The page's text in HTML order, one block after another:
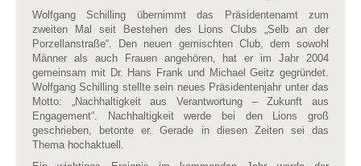
Wolfgang Schilling übernimmt das Präsidentenamt zum
zweiten Mal seit Bestehen des Lions Clubs „Selb an der
Porzellanstraße“. Den neuen gemischten Club, dem sowohl
Männer als auch Frauen angehören, hat er im Jahr 2004
gemeinsam mit Dr. Hans Frank und Michael Geitz gegründet.
Wolfgang Schilling stellte sein neues Präsidentenjahr unter das
Motto: „Nachhaltigkeit aus Verantwortung – Zukunft aus
Engagement“. Nachhaltigkeit werde bei den Lions groß
geschrieben, betonte er. Gerade in diesen Zeiten sei das
Thema hochaktuell.